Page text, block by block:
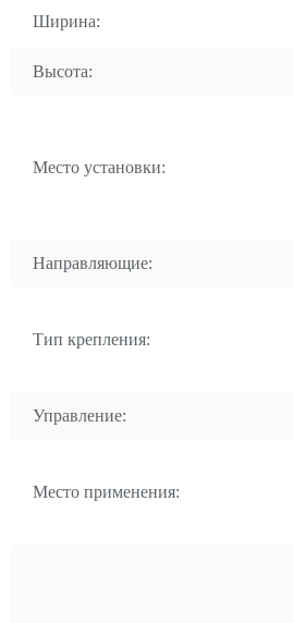
Ширина:
Высота:
Место установки:
Направляющие:
Тип крепления:
Управление:
Место применения: